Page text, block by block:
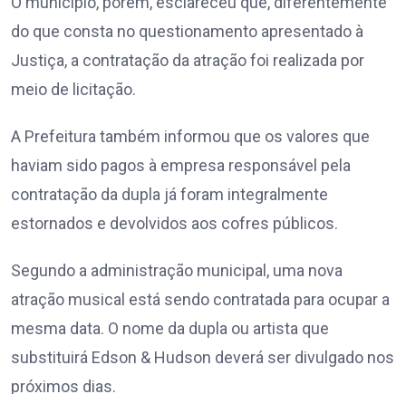
do que consta no questionamento apresentado à
Justiça, a contratação da atração foi realizada por
meio de licitação.
A Prefeitura também informou que os valores que
haviam sido pagos à empresa responsável pela
contratação da dupla já foram integralmente
estornados e devolvidos aos cofres públicos.
Segundo a administração municipal, uma nova
atração musical está sendo contratada para ocupar a
mesma data. O nome da dupla ou artista que
substituirá Edson & Hudson deverá ser divulgado nos
próximos dias.